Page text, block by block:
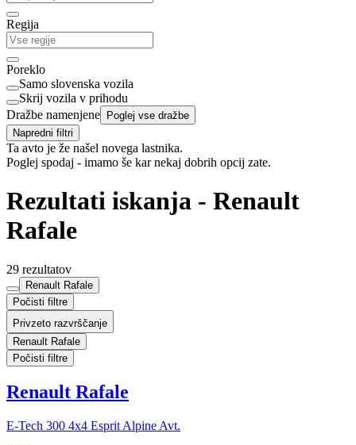
Regija
Poreklo
Samo slovenska vozila
Skrij vozila v prihodu
Dražbe namenjene Poglej vse dražbe
Napredni filtri
Ta avto je že našel novega lastnika.
Poglej spodaj - imamo še kar nekaj dobrih opcij zate.
Rezultati iskanja - Renault
Rafale
29 rezultatov
Renault Rafale
Počisti filtre
Privzeto razvrščanje
Renault Rafale
Počisti filtre
Renault Rafale
E-Tech 300 4x4 Esprit Alpine Avt.